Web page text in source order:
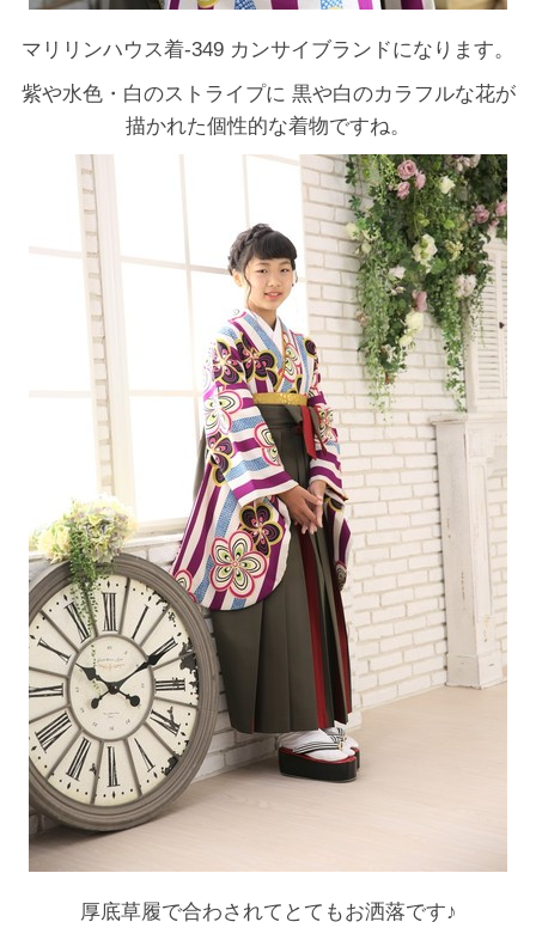
マリリンハウス着-349 カンサイブランドになります。
紫や水色・白のストライプに 黒や白のカラフルな花が
描かれた個性的な着物ですね。
厚底草履で合わされてとてもお洒落です♪